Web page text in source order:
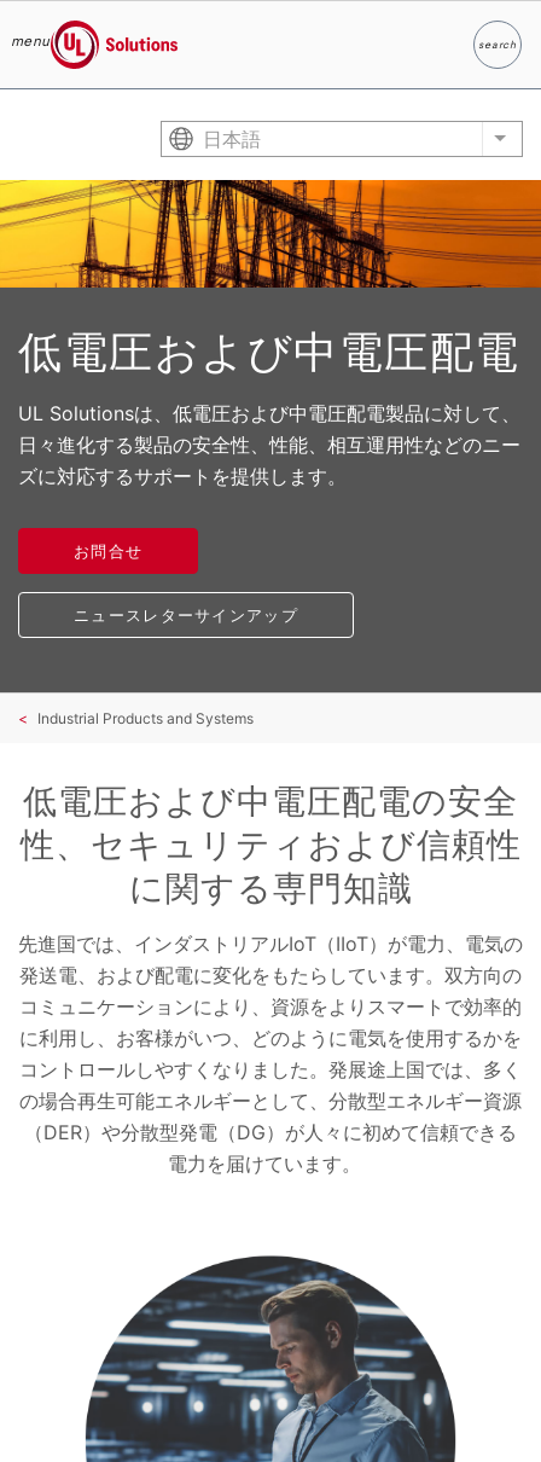
menu
UL Solutions
search
検索
日本語 List
低電圧および中電圧配電
UL Solutionsは、低電圧および中電圧配電製品に対して、
日々進化する製品の安全性、性能、相互運用性などのニー
ズに対応するサポートを提供します。
お問合せ
ニュースレターサインアップ
Industrial Products and Systems
低電圧および中電圧配電の安全
性、セキュリティおよび信頼性
に関する専門知識
先進国では、インダストリアルIoT（IIoT）が電力、電気の
発送電、および配電に変化をもたらしています。双方向の
コミュニケーションにより、資源をよりスマートで効率的
に利用し、お客様がいつ、どのように電気を使用するかを
コントロールしやすくなりました。発展途上国では、多く
の場合再生可能エネルギーとして、分散型エネルギー資源
（DER）や分散型発電（DG）が人々に初めて信頼できる
電力を届けています。